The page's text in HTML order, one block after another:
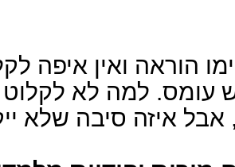
שסיימו הוראה ואין איפה
עומס. למה לא לקלוט
אבל איזה סיבה שלא